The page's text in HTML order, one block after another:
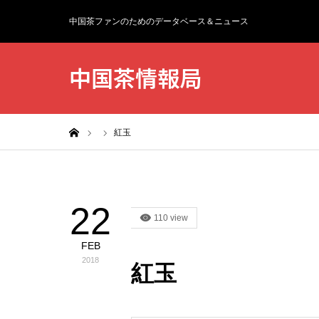
中国茶ファンのためのデータベース＆ニュース
中国茶情報局
紅玉
22
FEB
2018
110 view
紅玉